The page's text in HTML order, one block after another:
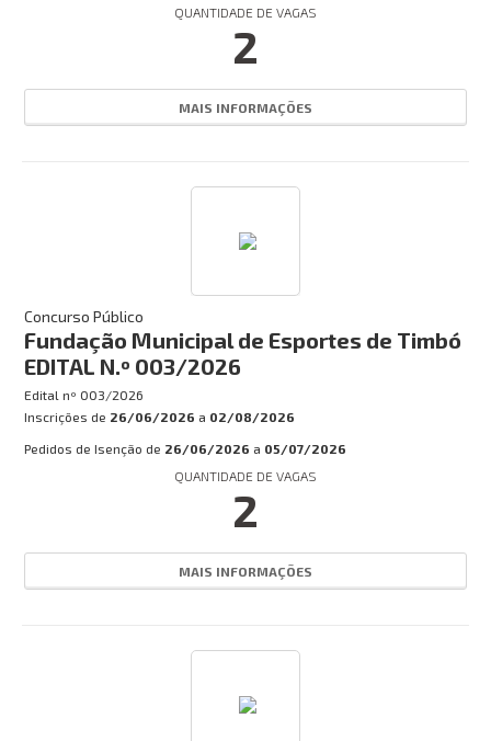
QUANTIDADE DE VAGAS
2
MAIS INFORMAÇÕES
Concurso Público
Fundação Municipal de Esportes de Timbó
EDITAL N.º 003/2026
Edital nº 003/2026
Inscrições de 26/06/2026 a 02/08/2026
Pedidos de Isenção de 26/06/2026 a 05/07/2026
QUANTIDADE DE VAGAS
2
MAIS INFORMAÇÕES